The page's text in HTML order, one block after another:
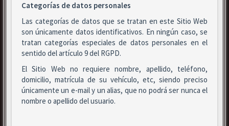
Categorías de datos personales
Las categorías de datos que se tratan en este Sitio Web
son únicamente datos identificativos. En ningún caso, se
tratan categorías especiales de datos personales en el
sentido del artículo 9 del RGPD.
El Sitio Web no requiere nombre, apellido, teléfono,
domicilio, matrícula de su vehículo, etc, siendo preciso
únicamente un e-mail y un alias, que no podrá ser nunca el
nombre o apellido del usuario.